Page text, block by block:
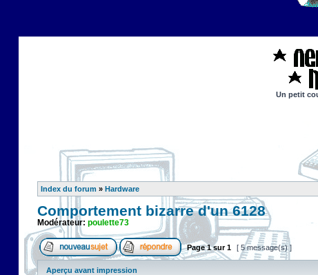
Un petit
Index du forum » Hardware
Comportement bizarre d'un 6128
Modérateur: poulette73
Page1sur1 [ 5 message(s) ]
Aperçu avant impression